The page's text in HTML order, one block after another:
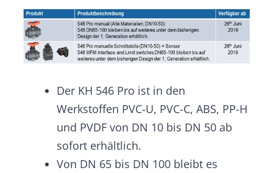
Der KH 546 Pro ist in den
Werkstoffen PVC-U, PVC-C, ABS, PP-H
und PVDF von DN 10 bis DN 50 ab
sofort erhältlich.
Von DN 65 bis DN 100 bleibt es